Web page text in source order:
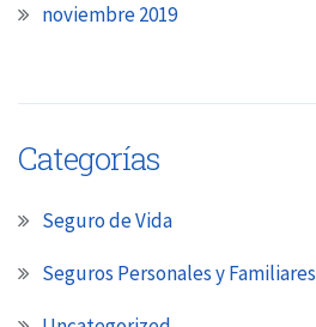
noviembre 2019
Categorías
Seguro de Vida
Seguros Personales y Familiares